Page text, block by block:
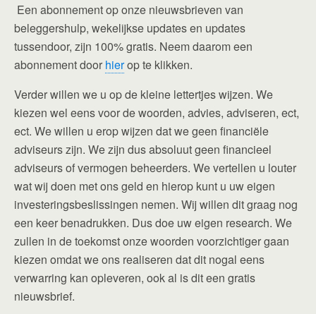
Een abonnement op onze nieuwsbrieven van
beleggershulp, wekelijkse updates en updates
tussendoor, zijn 100% gratis. Neem daarom een
abonnement door hierop te klikken.
Verder willen we u op de kleine lettertjes wijzen. We
kiezen wel eens voor de woorden, advies, adviseren, ect,
ect. We willen u erop wijzen dat we geen financiële
adviseurs zijn. We zijn dus absoluut geen financieel
adviseurs of vermogen beheerders. We vertellen u louter
wat wij doen met ons geld en hierop kunt u uw eigen
investeringsbeslissingen nemen. Wij willen dit graag nog
een keer benadrukken. Dus doe uw eigen research. We
zullen in de toekomst onze woorden voorzichtiger gaan
kiezen omdat we ons realiseren dat dit nogal eens
verwarring kan opleveren, ook al is dit een gratis
nieuwsbrief.